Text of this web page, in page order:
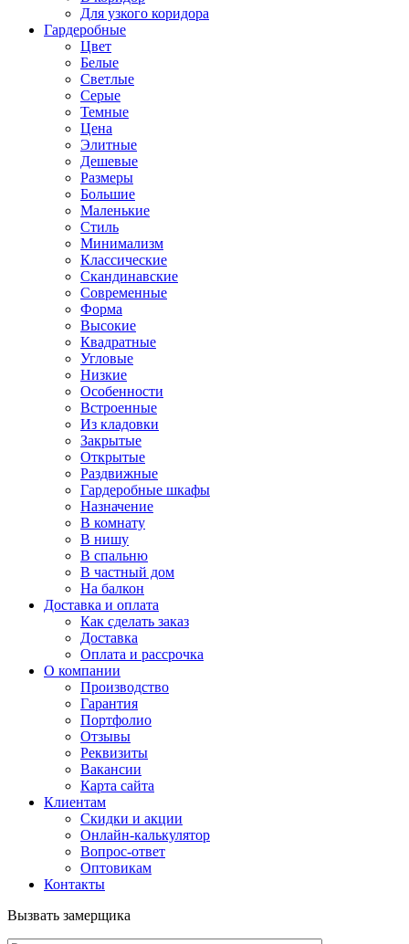
Для узкого коридора
Гардеробные
Цвет
Белые
Светлые
Серые
Темные
Цена
Элитные
Дешевые
Размеры
Большие
Маленькие
Стиль
Минимализм
Классические
Скандинавские
Современные
Форма
Высокие
Квадратные
Угловые
Низкие
Особенности
Встроенные
Из кладовки
Закрытые
Открытые
Раздвижные
Гардеробные шкафы
Назначение
В комнату
В нишу
В спальню
В частный дом
На балкон
Доставка и оплата
Как сделать заказ
Доставка
Оплата и рассрочка
О компании
Производство
Гарантия
Портфолио
Отзывы
Реквизиты
Вакансии
Карта сайта
Клиентам
Скидки и акции
Онлайн-калькулятор
Вопрос-ответ
Оптовикам
Контакты
Вызвать замерщика